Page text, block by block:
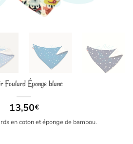
Foulard Éponge blanc
13,50€
en coton et éponge de bambou.